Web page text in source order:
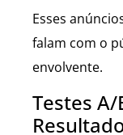
Esses
falam com o
envolvente.
Testes